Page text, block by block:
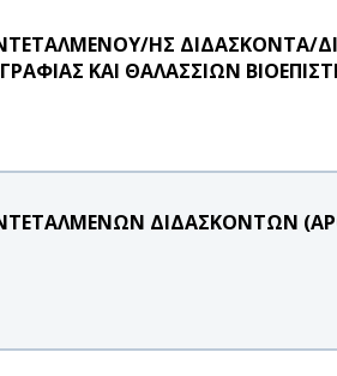
ΗΣ ΔΙΔΑΣΚΟΝΤΑ/
ΚΑΙ ΘΑΛΑΣΣΙΩΝ
ΔΙΔΑΣΚΟΝΤΩΝ